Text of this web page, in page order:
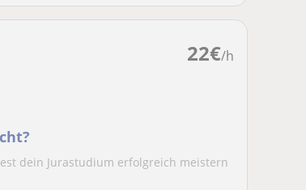
22€/h
dein Jurastudium erfolgreich meistern